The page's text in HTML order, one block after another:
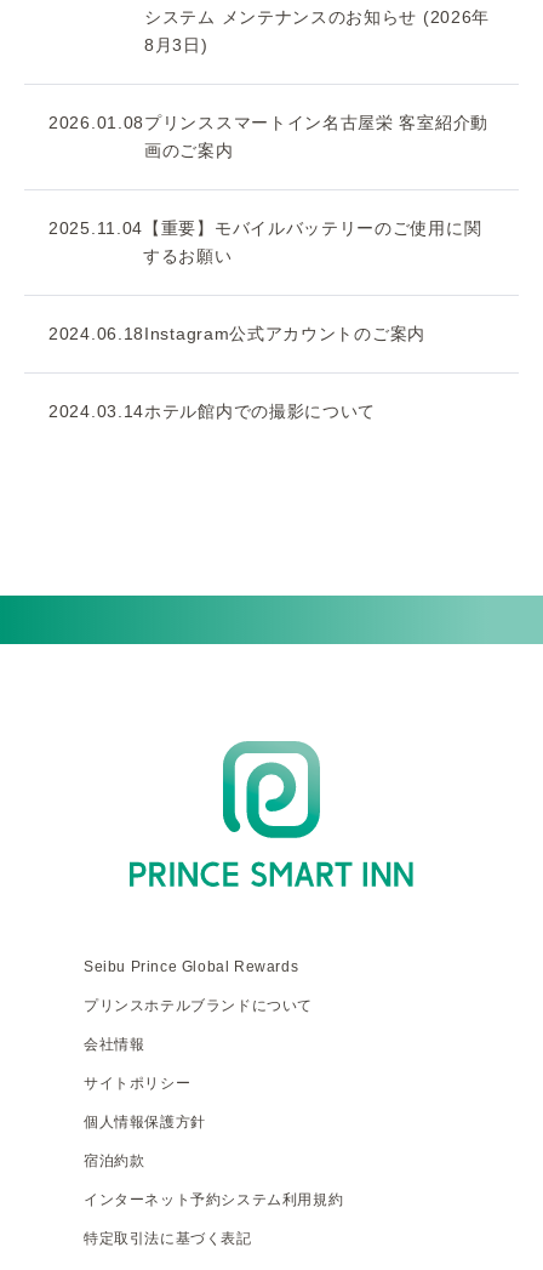
システム メンテナンスのお知らせ (2026年
8月3日)
2026.01.08プリンススマートイン名古屋栄 客室紹介動
画のご案内
2025.11.04 【重要】モバイルバッテリーのご使用に関
するお願い
2024.06.18Instagram公式アカウントのご案内
2024.03.14ホテル館内での撮影について
Seibu Prince Global Rewards
プリンスホテルブランドについて
会社情報
サイトポリシー
個人情報保護方針
宿泊約款
インターネット予約システム利用規約
特定取引法に基づく表記